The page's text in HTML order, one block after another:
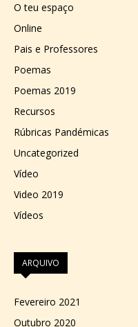
O teu espaço
Online
Pais e Professores
Poemas
Poemas 2019
Recursos
Rúbricas Pandémicas
Uncategorized
Vídeo
Video 2019
Vídeos
ARQUIVO
Fevereiro 2021
Outubro 2020